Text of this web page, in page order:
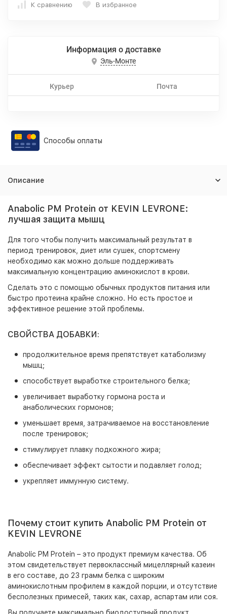
К сравнению В избранное
Информация о доставке
Эль-Монте
Курьер Почта
Способы оплаты
Описание
Anabolic PM Protein от KEVIN LEVRONE:
лучшая защита мышц
Для того чтобы получить максимальный результат в
период тренировок, диет или сушек, спортсмену
необходимо как можно дольше поддерживать
максимальную концентрацию аминокислот в крови.
Сделать это с помощью обычных продуктов питания или
быстро протеина крайне сложно. Но есть простое и
эффективное решение этой проблемы.
СВОЙСТВА ДОБАВКИ:
продолжительное время препятствует катаболизму
мышц;
способствует выработке строительного белка;
увеличивает выработку гормона роста и
анаболических гормонов;
уменьшает время, затрачиваемое на восстановление
после тренировок;
стимулирует плавку подкожного жира;
обеспечивает эффект сытости и подавляет голод;
укрепляет иммунную систему.
Почему стоит купить Anabolic PM Protein от
KEVIN LEVRONE
Anabolic PM Protein – это продукт премиум качества. Об
этом свидетельствует первоклассный мицеллярный казеин
в его составе, до 23 грамм белка с широким
аминокислотным профилем в каждой порции, и отсутствие
бесполезных примесей, таких как, сахар, аспартам или соя.